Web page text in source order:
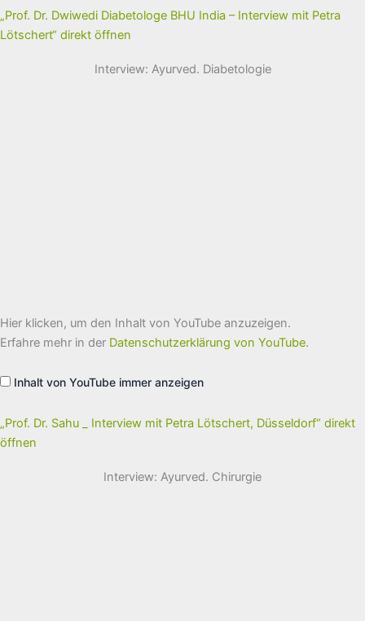
Petra
Lötschert“
von
„Prof. Dr. Dwiwedi Diabetologe BHU India – Interview mit Petra
Lötschert“ direkt öffnen
Interview: Ayurved. Diabetologie
„Prof.
Dr.
Sahu
mit
Petra
von
YouTube
anzeigen
Hier klicken, um den Inhalt von YouTube anzuzeigen.
Erfahre mehr in der Datenschutzerklärung von YouTube.
Inhalt von YouTube immer anzeigen
„Prof. Dr. Sahu _ Interview mit Petra Lötschert, Düsseldorf“ direkt
öffnen
Interview: Ayurved. Chirurgie